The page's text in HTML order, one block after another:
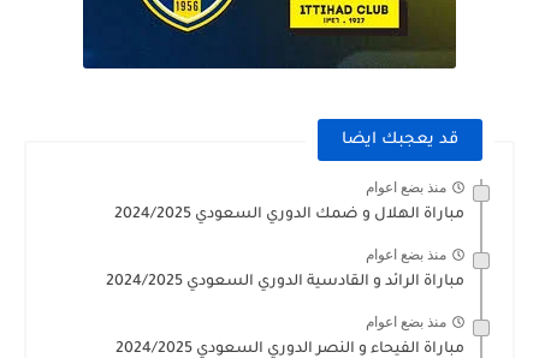
قد يعجبك ايضا
منذ بضع اعوام
مباراة الهلال و ضمك الدوري السعودي 2024/2025
منذ بضع اعوام
مباراة الرائد و القادسية الدوري السعودي 2024/2025
منذ بضع اعوام
مباراة الفيحاء و النصر الدوري السعودي 2024/2025